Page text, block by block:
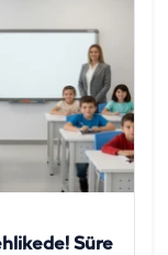
Süre